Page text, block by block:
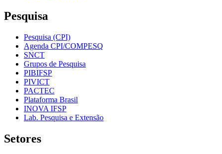
Pesquisa
Pesquisa (CPI)
Agenda CPI/COMPESQ
SNCT
Grupos de Pesquisa
PIBIFSP
PIVICT
PACTEC
Plataforma Brasil
INOVA IFSP
Lab. Pesquisa e Extensão
Setores